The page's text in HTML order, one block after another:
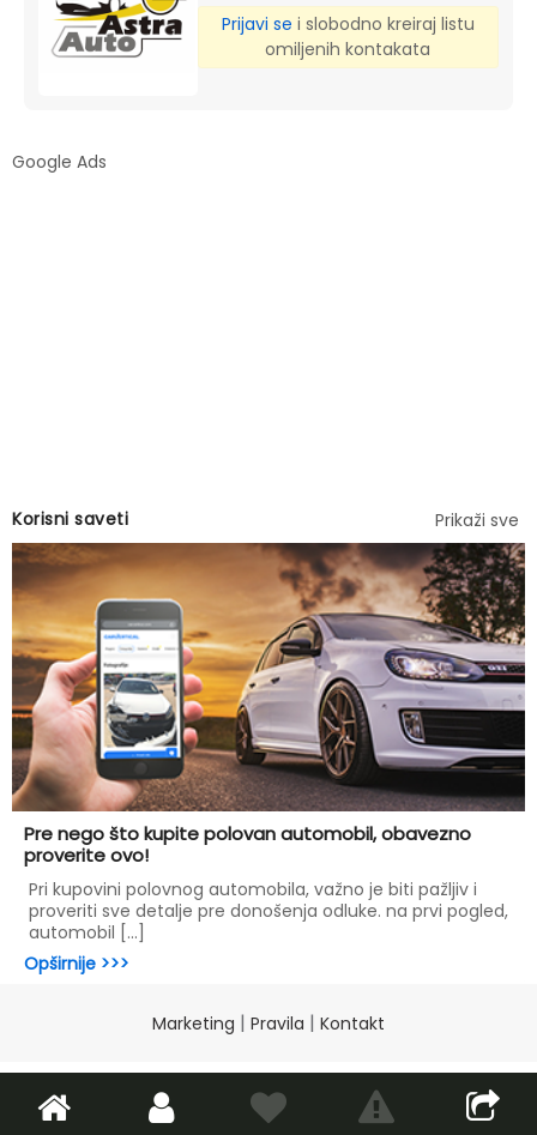
Prijavi se i slobodno kreiraj listu
omiljenih kontakata
Google Ads
Korisni saveti Prikaži sve
Pre nego što kupite polovan automobil, obavezno
proverite ovo!
Pri kupovini polovnog automobila, važno je biti pažljiv i
proveriti sve detalje pre donošenja odluke. na prvi pogled,
automobil [...]
Opširnije >>>
Marketing | Pravila | Kontakt
www.autodelovi.net Sva prava zadržana